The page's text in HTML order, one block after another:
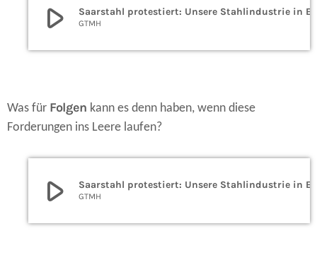
play_arrow GTMH
Was für Folgen kann es denn haben, wenn diese
Forderungen ins Leere laufen?
play_arrow GTMH